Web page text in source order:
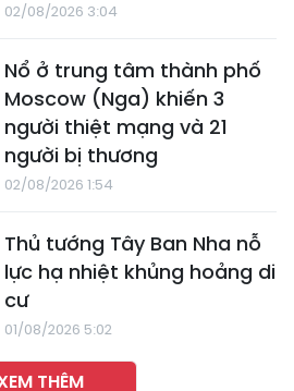
02/08/2026 3:04
Nổ ở trung tâm thành phố
Moscow (Nga) khiến 3
người thiệt mạng và 21
người bị thương
02/08/2026 1:54
Thủ tướng Tây Ban Nha nỗ
lực hạ nhiệt khủng hoảng di
cư
01/08/2026 5:02
THÊM